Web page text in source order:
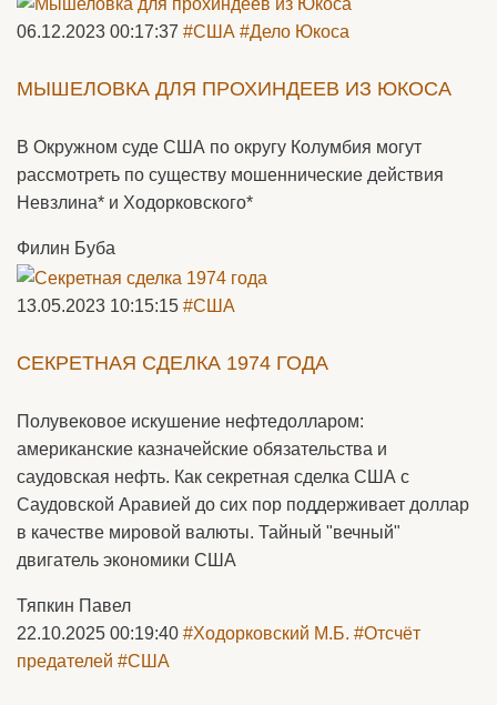
06.12.2023 00:17:37 #США #Дело Юкоса
МЫШЕЛОВКА ДЛЯ ПРОХИНДЕЕВ ИЗ ЮКОСА
В Окружном суде США по округу Колумбия могут
рассмотреть по существу мошеннические действия
Невзлина* и Ходорковского*
Филин Буба
13.05.2023 10:15:15 #США
СЕКРЕТНАЯ СДЕЛКА 1974 ГОДА
Полувековое искушение нефтедолларом:
американские казначейские обязательства и
саудовская нефть. Как секретная сделка США с
Саудовской Аравией до сих пор поддерживает доллар
в качестве мировой валюты. Тайный "вечный"
двигатель экономики США
Тяпкин Павел
22.10.2025 00:19:40 #Ходорковский М.Б. #Отсчёт
предателей #США